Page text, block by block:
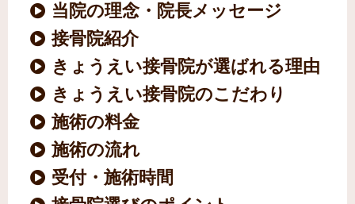
当院の理念・院長メッセージ
接骨院紹介
きょうえい接骨院が選ばれる理由
きょうえい接骨院のこだわり
施術の料金
施術の流れ
受付・施術時間